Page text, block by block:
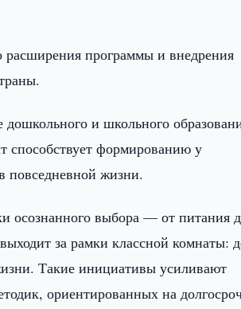
расширения программы и внедрения
и школьного
способствует формированию у
повседневной жизни.
осознанного выбора — от питания
за рамки классной комнаты:
Такие инициативы усиливают
ориентированных на